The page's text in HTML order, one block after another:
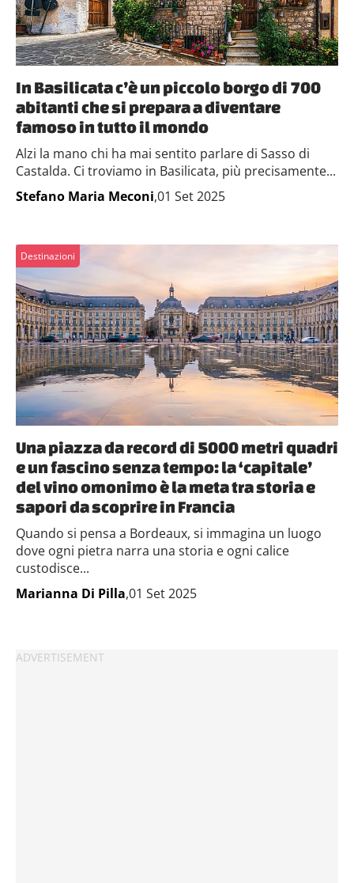
In Basilicata c’è un piccolo borgo di 700
abitanti che si prepara a diventare
famoso in tutto il mondo
Alzi la mano chi ha mai sentito parlare di Sasso di
Castalda. Ci troviamo in Basilicata, più precisamente...
Stefano Maria Meconi,01 Set 2025
Destinazioni
Una piazza da record di 5000 metri quadri
e un fascino senza tempo: la ‘capitale’
del vino omonimo è la meta tra storia e
sapori da scoprire in Francia
Quando si pensa a Bordeaux, si immagina un luogo
dove ogni pietra narra una storia e ogni calice
custodisce...
Marianna Di Pilla,01 Set 2025